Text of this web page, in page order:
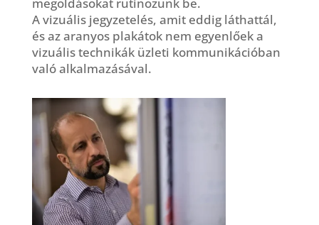
megoldásokat rutinozunk be.
A vizuális jegyzetelés, amit eddig láthattál,
és az aranyos plakátok nem egyenlőek a
vizuális technikák üzleti kommunikációban
való alkalmazásával.